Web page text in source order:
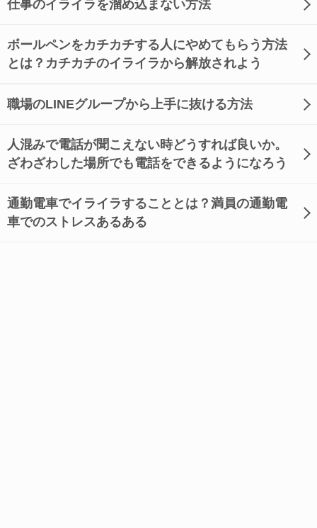
仕事のイライラを溜め込まない方法
ボールペンをカチカチする人にやめてもらう方法
とは？カチカチのイライラから解放されよう
職場のLINEグループから上手に抜ける方法
人混みで電話が聞こえない時どうすれば良いか。
ざわざわした場所でも電話をできるようになろう
通勤電車でイライラすることとは？満員の通勤電
車でのストレスあるある